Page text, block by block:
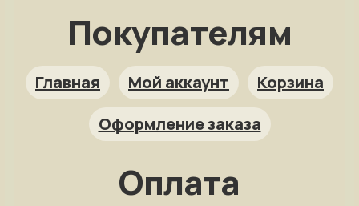
Покупателям
Главная Мой аккаунт
Корзина
Оформление заказа
Оплата
Арт-помощница
ArtsShop.ru
Репродукция на заказ